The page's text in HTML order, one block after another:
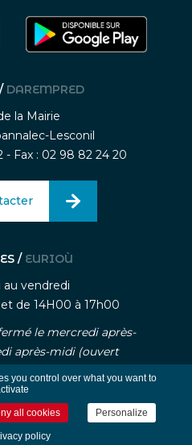
DAREMPRED
la Mairie
Lesconil
- Fax : 02 98 82 24 20
/ EURIOÙ
au vendredi
de 14H00 à 17h00
le mercredi après-
après-midi (ouvert
personnelle -Gestion des cookies
you control over what you want to
all cookies Personalize
policy